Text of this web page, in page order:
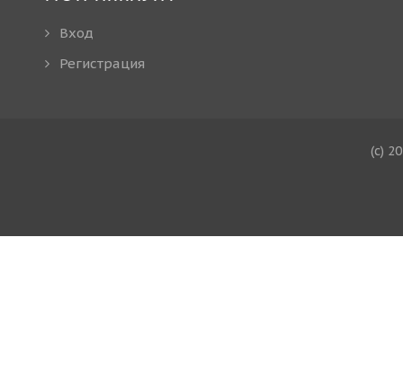
Вход
Регистрация
(c)